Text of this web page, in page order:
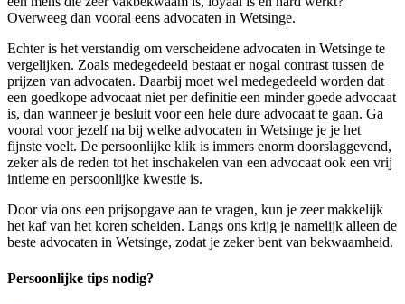
Overweeg dan vooral eens advocaten in Wetsinge.
Echter is het verstandig om verscheidene advocaten in Wetsinge te
vergelijken. Zoals medegedeeld bestaat er nogal contrast tussen de
prijzen van advocaten. Daarbij moet wel medegedeeld worden dat
een goedkope advocaat niet per definitie een minder goede advocaat
is, dan wanneer je besluit voor een hele dure advocaat te gaan. Ga
vooral voor jezelf na bij welke advocaten in Wetsinge je je het
fijnste voelt. De persoonlijke klik is immers enorm doorslaggevend,
zeker als de reden tot het inschakelen van een advocaat ook een vrij
intieme en persoonlijke kwestie is.
Door via ons een prijsopgave aan te vragen, kun je zeer makkelijk
het kaf van het koren scheiden. Langs ons krijg je namelijk alleen de
beste advocaten in Wetsinge, zodat je zeker bent van bekwaamheid.
Persoonlijke tips nodig?